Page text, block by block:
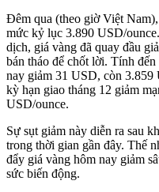
Đêm qua (theo giờ Việt
mức kỷ lục 3.890 USD/
dịch, giá vàng đã quay đầu
bán tháo để chốt lời. Tính
nay giảm 31 USD, còn
kỳ hạn giao tháng 12 giảm
USD/ounce.
Sự sụt giảm này diễn ra sau
trong thời gian gần đây. Thế
đẩy giá vàng hôm nay giảm
sức biến động.